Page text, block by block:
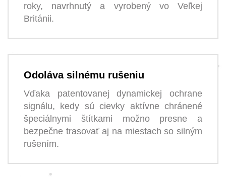
roky, navrhnutý a vyrobený vo Veľkej
Británii.
Odoláva silnému rušeniu
Vďaka patentovanej dynamickej ochrane
signálu, kedy sú cievky aktívne chránené
špeciálnymi štítkami možno presne a
bezpečne trasovať aj na miestach so silným
rušením.